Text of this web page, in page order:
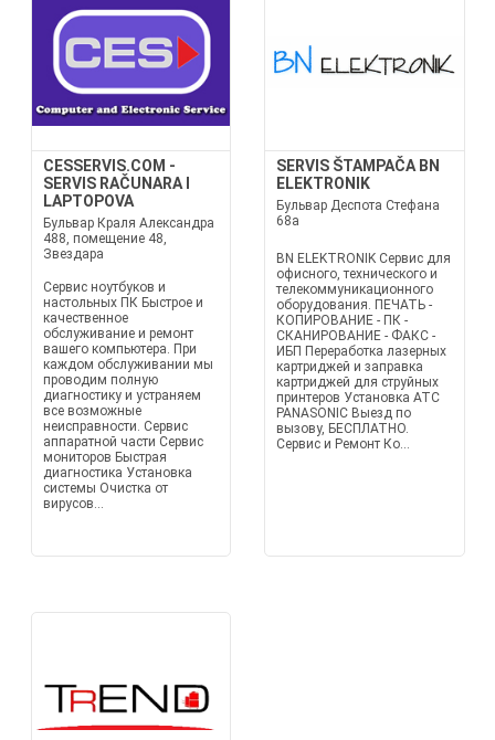
CESSERVIS.COM -
SERVIS RAČUNARA I
LAPTOPOVA
Бульвар Краля Александра
488, помещение 48,
Звездара
Сервис ноутбуков и
настольных ПК Быстрое и
качественное
обслуживание и ремонт
вашего компьютера. При
каждом обслуживании мы
проводим полную
диагностику и устраняем
все возможные
неисправности. Сервис
аппаратной части Сервис
мониторов Быстрая
диагностика Установка
системы Очистка от
вирусов...
SERVIS ŠTAMPAČA BN
ELEKTRONIK
Бульвар Деспота Стефана
68а
BN ELEKTRONIK Сервис для
офисного, технического и
телекоммуникационного
оборудования. ПЕЧАТЬ -
КОПИРОВАНИЕ - ПК -
СКАНИРОВАНИЕ - ФАКС -
ИБП Переработка лазерных
картриджей и заправка
картриджей для струйных
принтеров Установка АТС
PANASONIC Выезд по
вызову, БЕСПЛАТНО.
Сервис и Ремонт Ко...